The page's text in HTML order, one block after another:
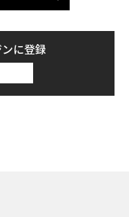
に登録